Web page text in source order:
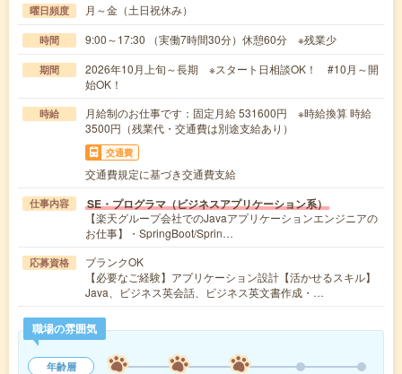
曜日頻度 月～金（土日祝休み）
時間 9:00～17:30 （実働7時間30分）休憩60分 ※残業少
期間
2026年10月上旬～長期 ※スタート日相談OK！ #10月～開
始OK！
時給
月給制のお仕事です：固定月給 531600円 ※時給換算 時給
3500円（残業代・交通費は別途支給あり）
交通費
交通費規定に基づき交通費支給
仕事内容 SE・プログラマ（ビジネスアプリケーション系）
【楽天グループ会社でのJavaアプリケーションエンジニアの
お仕事】・SpringBoot/Sprin…
応募資格
ブランクOK
【必要なご経験】アプリケーション設計【活かせるスキル】
Java、ビジネス英会話、ビジネス英文書作成・…
職場の雰囲気
年齢層